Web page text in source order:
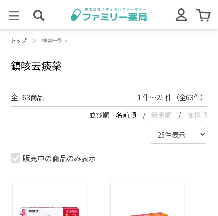
トップ ＞ 検索一覧 >
鎮咳去痰薬
全 63商品 1 件～25 件（全63件）
並び順 名前順 / 新着順 / 価格順
販売中の商品のみ表示